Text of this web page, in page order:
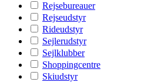
Rejsebureauer
Rejseudstyr
Rideudstyr
Sejlerudstyr
Sejlklubber
Shoppingcentre
Skiudstyr